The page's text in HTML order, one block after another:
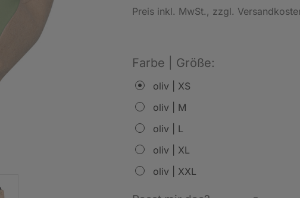
Preis inkl. MwSt., zzgl.
Farbe | Größe:
oliv | XS
oliv | M
oliv | L
oliv | XL
oliv | XXL